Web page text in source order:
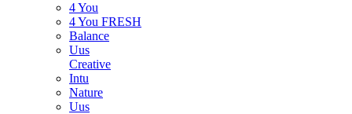
4 You
4 You FRESH
Balance
Uus
Creative
Intu
Nature
Uus